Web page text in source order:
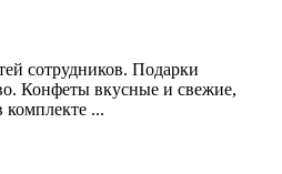
сотрудников. Подарки
Конфеты вкусные и свежие,
комплекте ...